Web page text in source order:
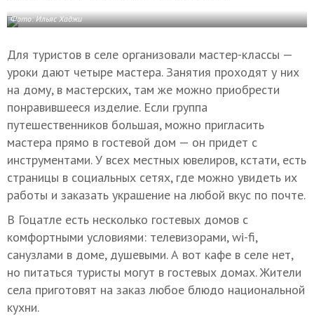
Фото: Ильяс Хаджи
Для туристов в селе организовали мастер-классы —
уроки дают четыре мастера. Занятия проходят у них
на дому, в мастерских, там же можно приобрести
понравившееся изделие. Если группа
путешественников большая, можно пригласить
мастера прямо в гостевой дом — он придет с
инструментами. У всех местных ювелиров, кстати, есть
страницы в социальных сетях, где можно увидеть их
работы и заказать украшение на любой вкус по почте.
В Гоцатле есть несколько гостевых домов с
комфортными условиями: телевизорами, wi-fi,
санузлами в доме, душевыми. А вот кафе в селе нет,
но питаться туристы могут в гостевых домах. Жители
села приготовят на заказ любое блюдо национальной
кухни.